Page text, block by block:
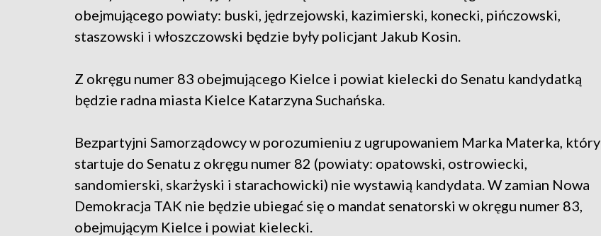
obejmującego powiaty: buski, jędrzejowski, kazimierski, konecki, pińczowski,
staszowski i włoszczowski będzie były policjant Jakub Kosin.
Z okręgu numer 83 obejmującego Kielce i powiat kielecki do Senatu kandydatką
będzie radna miasta Kielce Katarzyna Suchańska.
Bezpartyjni Samorządowcy w porozumieniu z ugrupowaniem Marka Materka, który
startuje do Senatu z okręgu numer 82 (powiaty: opatowski, ostrowiecki,
sandomierski, skarżyski i starachowicki) nie wystawią kandydata. W zamian Nowa
Demokracja TAK nie będzie ubiegać się o mandat senatorski w okręgu numer 83,
obejmującym Kielce i powiat kielecki.